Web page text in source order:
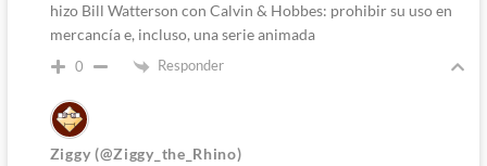
hizo Bill Watterson con Calvin & Hobbes: prohibir su uso en
mercancía e, incluso, una serie animada
0 Responder
Ziggy (@Ziggy_the_Rhino)